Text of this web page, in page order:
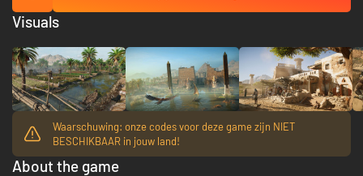
Waarschuwing: onze codes voor deze game zijn NIET
BESCHIKBAAR in jouw land!
About the game
Visuals